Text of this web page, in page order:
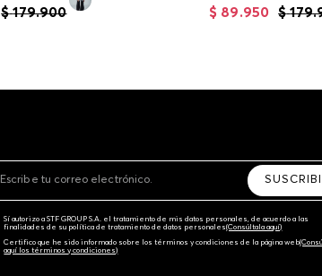
$ 179.900 $ 179.
$ 89.950
Sí autorizo a STF GROUP S.A. el tratamiento de mis datos personales, de acuerdo a las
finalidades de su política de tratamiento de datos personales‎(Consúltala aquí)
Certifico que he sido informado sobre los términos y condiciones de la página web‎
aquí los términos y condiciones)